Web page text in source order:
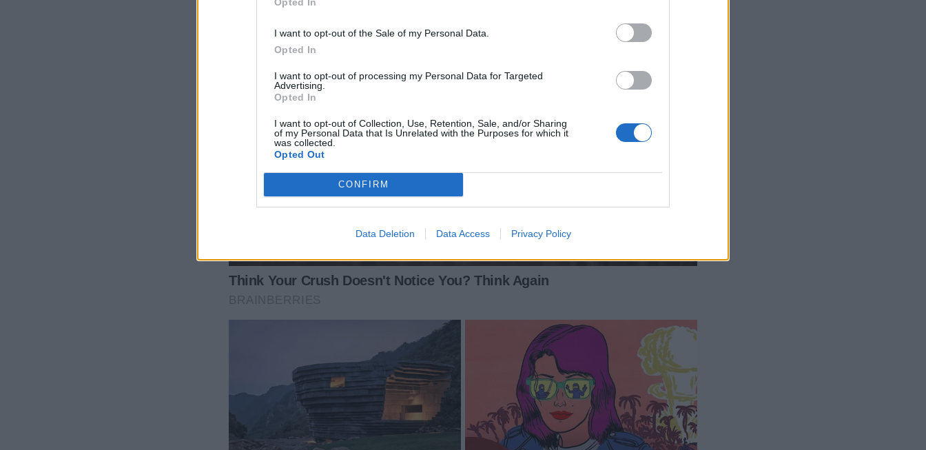
I want to opt-out of the Sale of my Personal Data.
Opted In
I want to opt-out of processing my Personal Data for Targeted
Advertising.
Opted In
I want to opt-out of Collection, Use, Retention, Sale, and/or Sharing
of my Personal Data that Is Unrelated with the Purposes for which it
was collected.
Opted Out
CONFIRM
Data Deletion Data Access Privacy Policy